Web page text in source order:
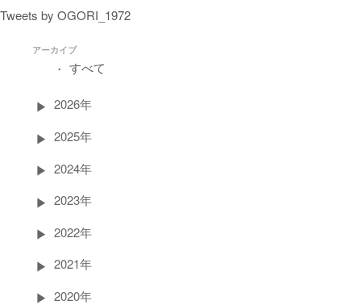
Tweets by OGORI_1972
アーカイブ
すべて
2026年
2025年
2024年
2023年
2022年
2021年
2020年